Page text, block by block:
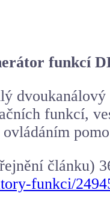
funkcí
funkcí,
článku)
funkci/